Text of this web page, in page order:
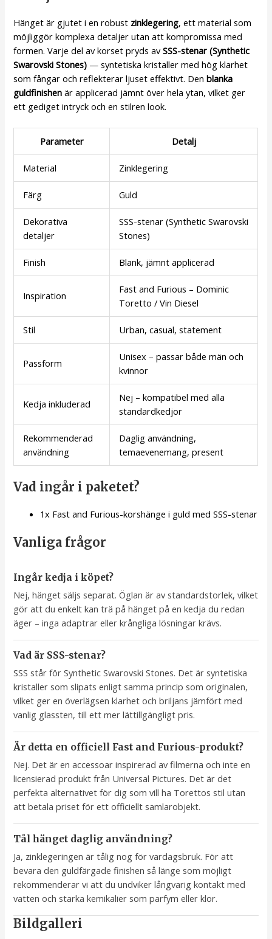
Hänget är gjutet i en robust zinklegering, ett material som
möjliggör komplexa detaljer utan att kompromissa med
formen. Varje del av korset pryds avSSS-stenar (Synthetic
Swarovski Stones) — syntetiska kristaller med hög klarhet
som fångar och reflekterar ljuset effektivt. Denblanka
guldfinishen är applicerad jämnt över hela ytan, vilket ger
ett gediget intryck och en stilren look.
Parameter Detalj
Material Zinklegering
Färg Guld
Dekorativa
detaljer
SSS-stenar (Synthetic Swarovski
Stones)
Finish Blank, jämnt applicerad
Inspiration
Fast and Furious – Dominic
Toretto / Vin Diesel
Stil Urban, casual, statement
Passform
Unisex – passar både män och
kvinnor
Kedja inkluderad
Nej – kompatibel med alla
standardkedjor
Rekommenderad
användning
Daglig användning,
temaevenemang, present
Vad ingår i paketet?
1x Fast and Furious-korshänge i guld med SSS-stenar
Vanliga frågor
Ingår kedja i köpet?
Nej, hänget säljs separat. Öglan är av standardstorlek, vilket
gör att du enkelt kan trä på hänget på en kedja du redan
äger – inga adaptrar eller krångliga lösningar krävs.
Vad är SSS-stenar?
SSS står för Synthetic Swarovski Stones. Det är syntetiska
kristaller som slipats enligt samma princip som originalen,
vilket ger en överlägsen klarhet och briljans jämfört med
vanlig glassten, till ett mer lättillgängligt pris.
Är detta en officiell Fast and Furious-produkt?
Nej. Det är en accessoar inspirerad av filmerna och inte en
licensierad produkt från Universal Pictures. Det är det
perfekta alternativet för dig som vill ha Torettos stil utan
att betala priset för ett officiellt samlarobjekt.
Tål hänget daglig användning?
Ja, zinklegeringen är tålig nog för vardagsbruk. För att
bevara den guldfärgade finishen så länge som möjligt
rekommenderar vi att du undviker långvarig kontakt med
vatten och starka kemikalier som parfym eller klor.
Bildgalleri